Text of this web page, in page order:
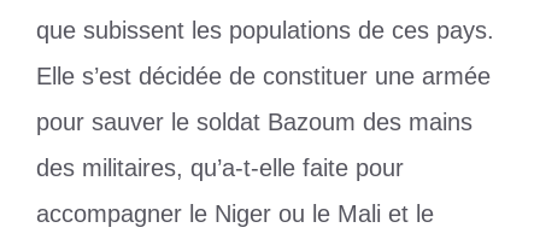
que subissent les populations de ces pays.
Elle s’est décidée de constituer une armée
pour sauver le soldat Bazoum des mains
des militaires, qu’a-t-elle faite pour
accompagner le Niger ou le Mali et le